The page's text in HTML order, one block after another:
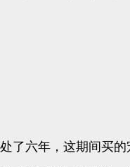
了六年，这期间买